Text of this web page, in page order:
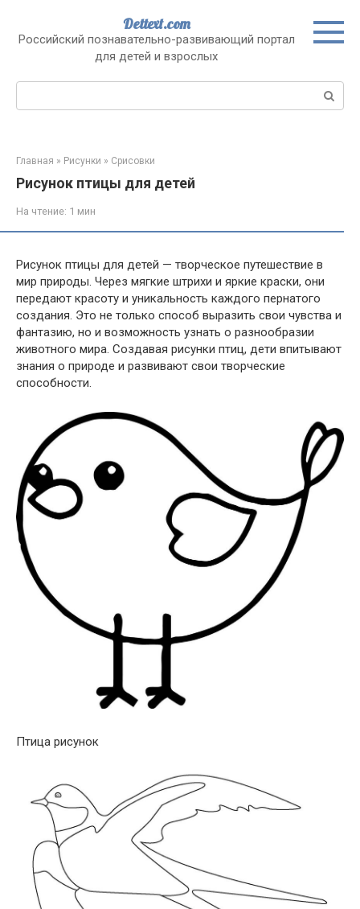
контенту
Dettext.com
Российский познавательно-развивающий портал
для детей и взрослых
Поиск:
Главная » Рисунки » Срисовки
Рисунок птицы для детей
На чтение: 1 мин
Рисунок птицы для детей — творческое путешествие в
мир природы. Через мягкие штрихи и яркие краски, они
передают красоту и уникальность каждого пернатого
создания. Это не только способ выразить свои чувства и
фантазию, но и возможность узнать о разнообразии
животного мира. Создавая рисунки птиц, дети впитывают
знания о природе и развивают свои творческие
способности.
Птица рисунок